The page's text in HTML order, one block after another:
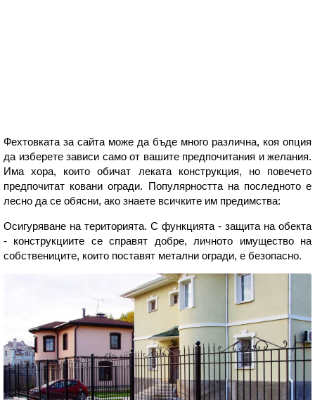
Фехтовката за сайта може да бъде много различна, коя опция
да изберете зависи само от вашите предпочитания и желания.
Има хора, които обичат леката конструкция, но повечето
предпочитат ковани огради. Популярността на последното е
лесно да се обясни, ако знаете всичките им предимства:
Осигуряване на територията. С функцията - защита на обекта
- конструкциите се справят добре, личното имущество на
собствениците, които поставят метални огради, е безопасно.